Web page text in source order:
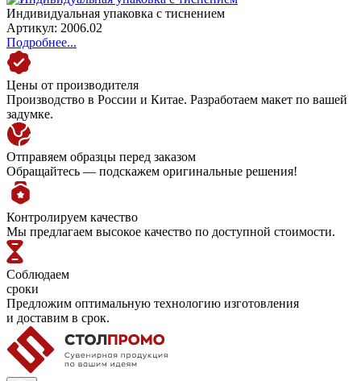
Индивидуальная упаковка с тиснением
Артикул: 2006.02
Подробнее...
Цены от производителя
Производство в России и Китае. Разработаем макет по вашей
задумке.
Отправяем образцы перед заказом
Обращайтесь — подскажем оригинальные решения!
Контролируем качество
Мы предлагаем высокое качество по доступной стоимости.
Соблюдаем
сроки
Предложим оптимальную технологию изготовления
и доставим в срок.